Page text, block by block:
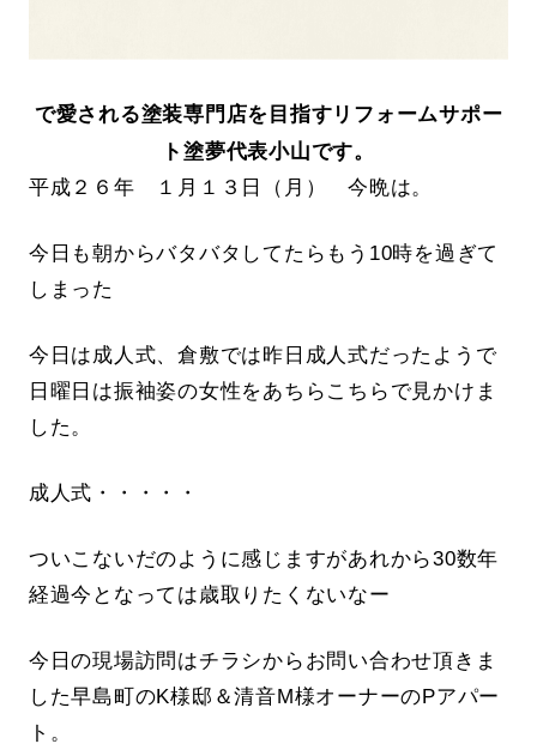
で愛される塗装専門店を目指すリフォームサポー
ト塗夢代表小山です。
平成２６年 １月１３日（月） 今晩は。
今日も朝からバタバタしてたらもう10時を過ぎて
しまった
今日は成人式、倉敷では昨日成人式だったようで
日曜日は振袖姿の女性をあちらこちらで見かけま
した。
成人式・・・・・
ついこないだのように感じますがあれから30数年
経過今となっては歳取りたくないなー
今日の現場訪問はチラシからお問い合わせ頂きま
した早島町のK様邸＆清音M様オーナーのPアパー
ト。